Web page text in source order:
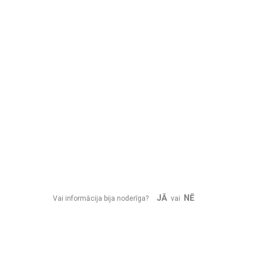
Vai informācija bija noderīga? JĀ vai NĒ